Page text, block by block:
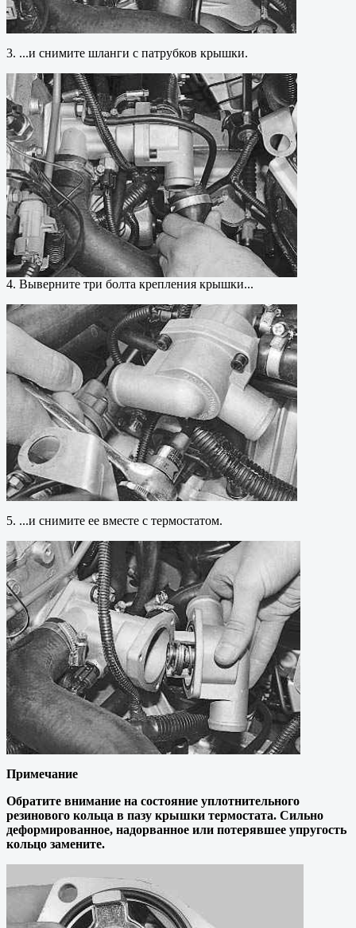
3. ...и снимите шланги с патрубков крышки.
4. Выверните три болта крепления крышки...
5. ...и снимите ее вместе с термостатом.
Примечание
Обратите внимание на состояние уплотнительного
резинового кольца в пазу крышки термостата. Сильно
деформированное, надорванное или потерявшее упругость
кольцо замените.